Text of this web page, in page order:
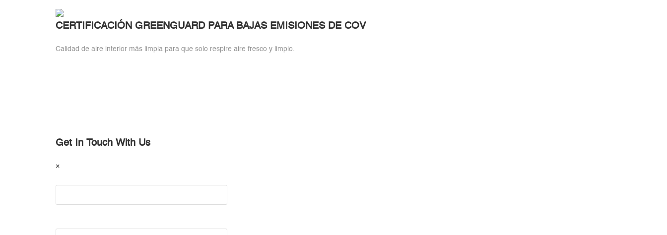
CERTIFICACIÓN GREENGUARD PARA BAJAS EMISIONES DE COV
Calidad de aire interior más limpia para que solo respire aire fresco y limpio.
Get In Touch With Us
×